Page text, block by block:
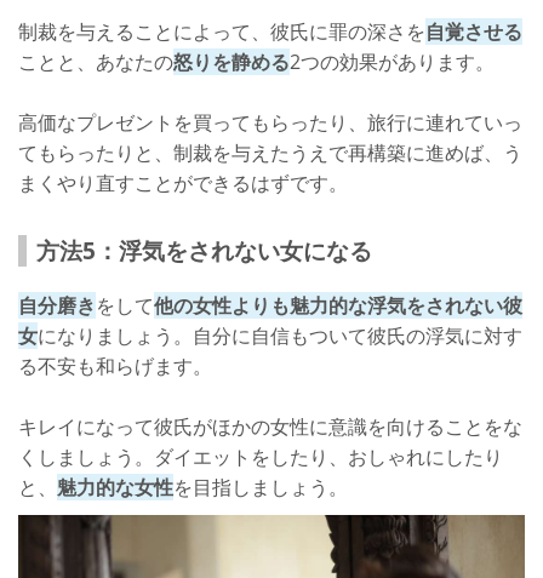
制裁を与えることによって、彼氏に罪の深さを自覚させる
ことと、あなたの怒りを静める2つの効果があります。
高価なプレゼントを買ってもらったり、旅行に連れていっ
てもらったりと、制裁を与えたうえで再構築に進めば、う
まくやり直すことができるはずです。
方法5：浮気をされない女になる
自分磨きをして他の女性よりも魅力的な浮気をされない彼
女になりましょう。自分に自信もついて彼氏の浮気に対す
る不安も和らげます。
キレイになって彼氏がほかの女性に意識を向けることをな
くしましょう。ダイエットをしたり、おしゃれにしたり
と、 魅力的な女性を目指しましょう。